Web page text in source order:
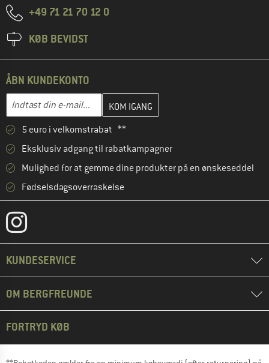
+49 71 21 70 12 0
KØB BEVIDST
ÅBN KUNDEKONTO
Indtast din e-mail...
Indtast din e-mailadresse her, og opret i næste trin din
5 euro i velkomstrabat **
Eksklusiv adgang til rabatkampagner
Mulighed for at gemme dine produkter på en ønskeseddel
Fødselsdagsoverraskelse
KUNDESERVICE
OM BERGFREUNDE
FORTRYD KØB